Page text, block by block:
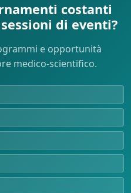
costanti
di eventi?
e opportunità
medico-scientifico.